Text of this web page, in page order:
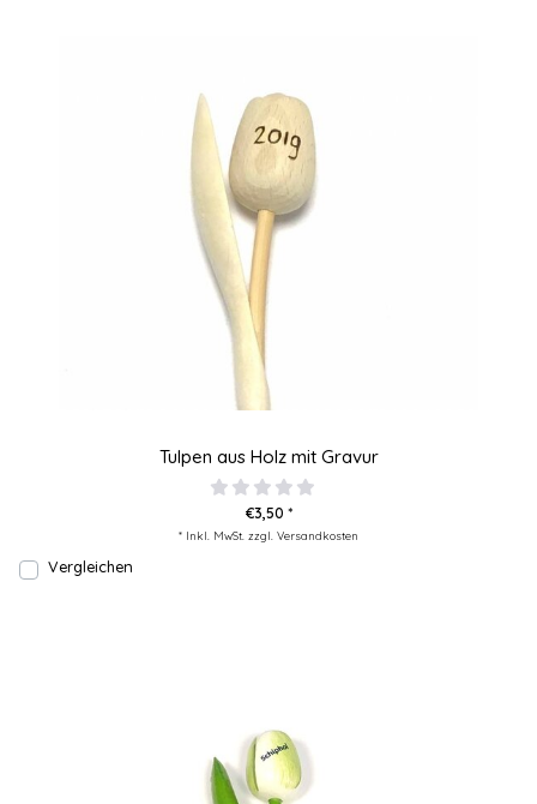
Tulpen aus Holz mit Gravur
€3,50 *
* Inkl. MwSt. zzgl. Versandkosten
Vergleichen